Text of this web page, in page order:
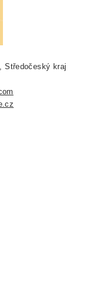
Středočeský kraj